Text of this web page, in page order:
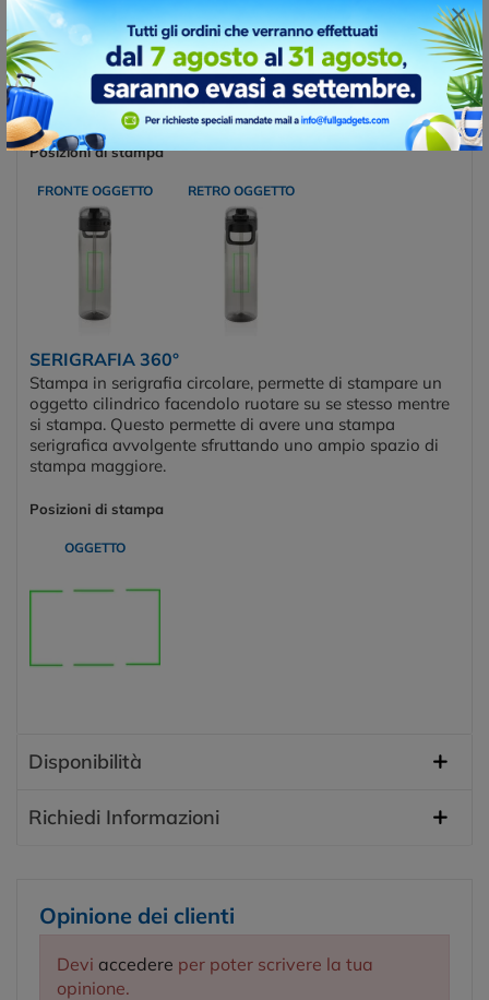
×
Posizioni e tecniche di stampa
TAMPOGRAFIA
Posizioni di stampa
FRONTE OGGETTO RETRO OGGETTO
SERIGRAFIA 360°
Stampa in serigrafia circolare, permette di stampare un
oggetto cilindrico facendolo ruotare su se stesso mentre
si stampa. Questo permette di avere una stampa
serigrafica avvolgente sfruttando uno ampio spazio di
stampa maggiore.
Posizioni di stampa
OGGETTO
Disponibilità
Richiedi Informazioni
Opinione dei clienti
Devi accedere per poter scrivere la tua
opinione.